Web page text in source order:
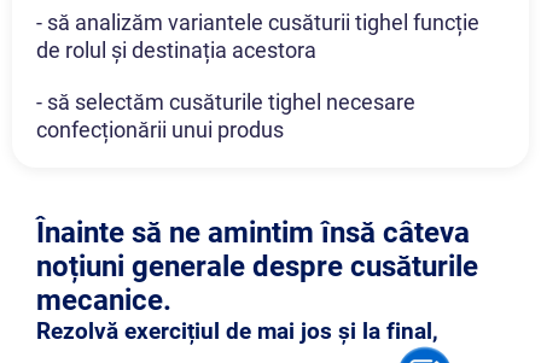
- să analizăm variantele cusăturii tighel funcție
de rolul și destinația acestora
- să selectăm cusăturile tighel necesare
confecționării unui produs
Înainte să ne amintim însă câteva
noțiuni generale despre cusăturile
mecanice.
Rezolvă exercițiul de mai jos și la final,